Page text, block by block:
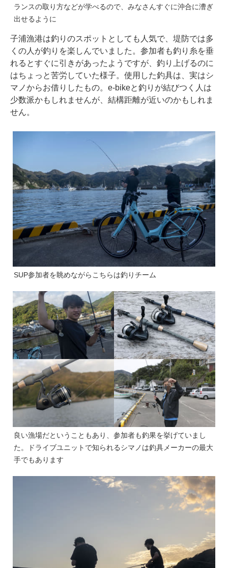
ランスの取り方などが学べるので、みなさんすぐに沖合に漕ぎ
出せるように
子浦漁港は釣りのスポットとしても人気で、堤防では多
くの人が釣りを楽しんでいました。参加者も釣り糸を垂
れるとすぐに引きがあったようですが、釣り上げるのに
はちょっと苦労していた様子。使用した釣具は、実はシ
マノからお借りしたもの。e-bikeと釣りが結びつく人は
少数派かもしれませんが、結構距離が近いのかもしれま
せん。
SUP参加者を眺めながらこちらは釣りチーム
良い漁場だということもあり、参加者も釣果を挙げていまし
た。ドライブユニットで知られるシマノは釣具メーカーの最大
手でもあります